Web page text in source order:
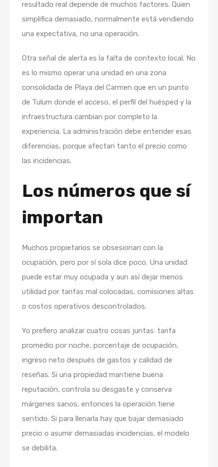
resultado real depende de muchos factores. Quien
simplifica demasiado, normalmente está vendiendo
una expectativa, no una operación.
Otra señal de alerta es la falta de contexto local. No
es lo mismo operar una unidad en una zona
consolidada de Playa del Carmen que en un punto
de Tulum donde el acceso, el perfil del huésped y la
infraestructura cambian por completo la
experiencia. La administración debe entender esas
diferencias, porque afectan tanto el precio como
las incidencias.
Los números que sí
importan
Muchos propietarios se obsesionan con la
ocupación, pero por sí sola dice poco. Una unidad
puede estar muy ocupada y aun así dejar menos
utilidad por tarifas mal colocadas, comisiones altas
o costos operativos descontrolados.
Yo prefiero analizar cuatro cosas juntas: tarifa
promedio por noche, porcentaje de ocupación,
ingreso neto después de gastos y calidad de
reseñas. Si una propiedad mantiene buena
reputación, controla su desgaste y conserva
márgenes sanos, entonces la operación tiene
sentido. Si para llenarla hay que bajar demasiado
precio o asumir demasiadas incidencias, el modelo
se debilita.